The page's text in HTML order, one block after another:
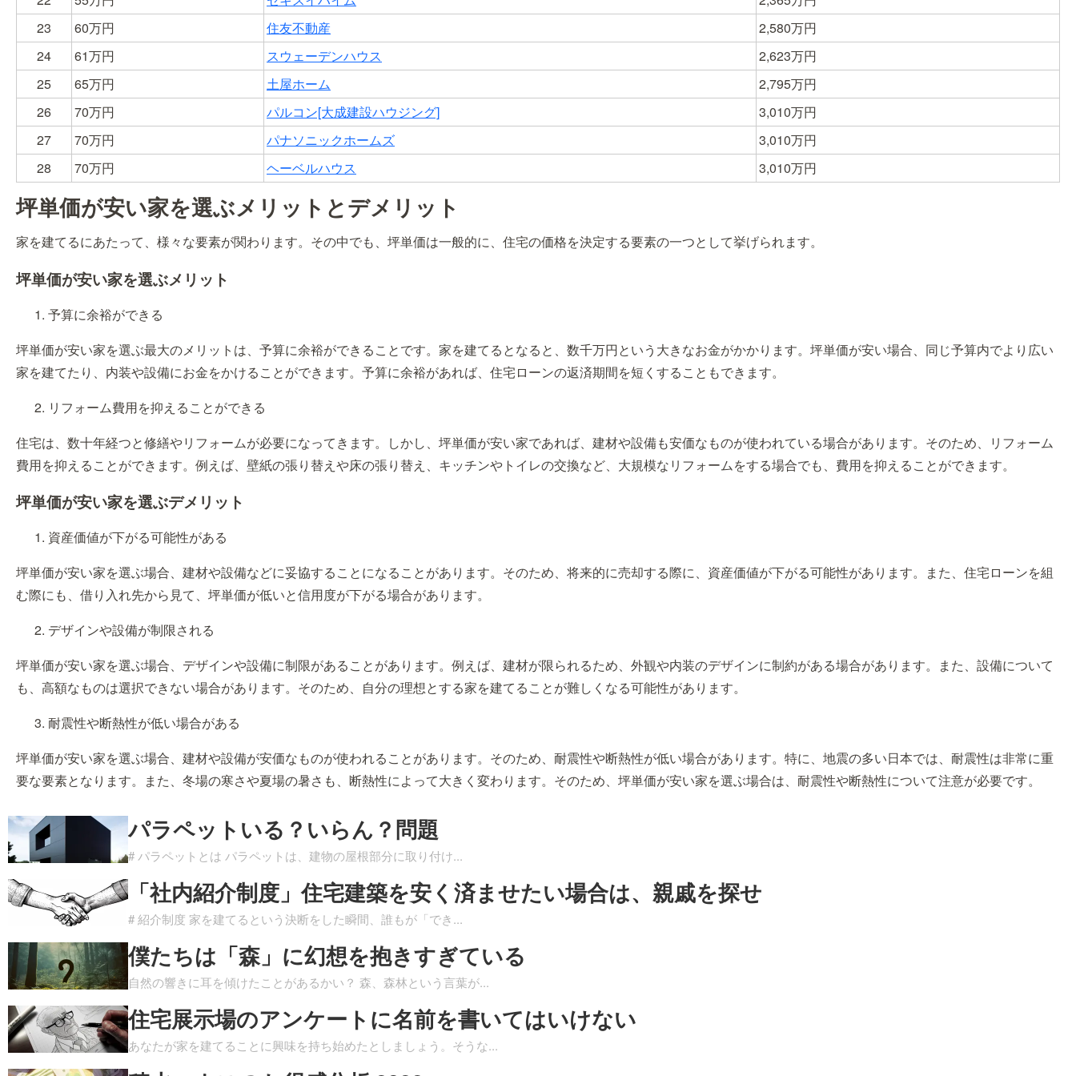
23
60万円 住友不動産
2,580万円
24
61万円 スウェーデンハウス
2,623万円
25
65万円 土屋ホーム
2,795万円
26
70万円 パルコン[大成建設ハウジング]
3,010万円
27
70万円 パナソニックホームズ
3,010万円
28
70万円 ヘーベルハウス 3,010万円
坪単価が安い家を選ぶメリットとデメリット
家を建てるにあたって、様々な要素が関わります。その中でも、坪単価は一般的に、住宅の価格を決定する要素の一つとして挙げられます。
坪単価が安い家を選ぶメリット
予算に余裕ができる
坪単価が安い家を選ぶ最大のメリットは、予算に余裕ができることです。家を建てるとなると、数千万円という大きなお金がかかります。坪単価が安い場合、同じ予算内でより広い
家を建てたり、内装や設備にお金をかけることができます。予算に余裕があれば、住宅ローンの返済期間を短くすることもできます。
リフォーム費用を抑えることができる
住宅は、数十年経つと修繕やリフォームが必要になってきます。しかし、坪単価が安い家であれば、建材や設備も安価なものが使われている場合があります。そのため、リフォーム
費用を抑えることができます。例えば、壁紙の張り替えや床の張り替え、キッチンやトイレの交換など、大規模なリフォームをする場合でも、費用を抑えることができます。
坪単価が安い家を選ぶデメリット
資産価値が下がる可能性がある
坪単価が安い家を選ぶ場合、建材や設備などに妥協することになることがあります。そのため、将来的に売却する際に、資産価値が下がる可能性があります。また、住宅ローンを組
む際にも、借り入れ先から見て、坪単価が低いと信用度が下がる場合があります。
デザインや設備が制限される
坪単価が安い家を選ぶ場合、デザインや設備に制限があることがあります。例えば、建材が限られるため、外観や内装のデザインに制約がある場合があります。また、設備について
も、高額なものは選択できない場合があります。そのため、自分の理想とする家を建てることが難しくなる可能性があります。
耐震性や断熱性が低い場合がある
坪単価が安い家を選ぶ場合、建材や設備が安価なものが使われることがあります。そのため、耐震性や断熱性が低い場合があります。特に、地震の多い日本では、耐震性は非常に重
要な要素となります。また、冬場の寒さや夏場の暑さも、断熱性によって大きく変わります。そのため、坪単価が安い家を選ぶ場合は、耐震性や断熱性について注意が必要です。
パラペットいる？いらん？問題
# パラペットとは パラペットは、建物の屋根部分に取り付け...
「社内紹介制度」住宅建築を安く済ませたい場合は、親戚を探せ
# 紹介制度 家を建てるという決断をした瞬間、誰もが「でき...
僕たちは「森」に幻想を抱きすぎている
自然の響きに耳を傾けたことがあるかい？ 森、森林という言葉が...
住宅展示場のアンケートに名前を書いてはいけない
あなたが家を建てることに興味を持ち始めたとしましょう。そうな...